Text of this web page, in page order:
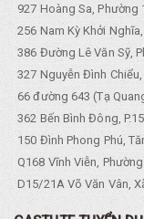
927 Hoàng Sa, Phường
256 Nam Kỳ Khởi
386 Đường Lê Văn Sỹ,
327 Nguyễn Đình
66 đường 643 (Tạ
362 Bến Bình Đông,
150 Đình Phong Phú,
Q168 Vĩnh Viễn,
D15/21A Võ Văn Vân,